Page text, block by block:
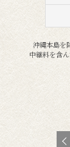
沖縄本島を
中継料を含